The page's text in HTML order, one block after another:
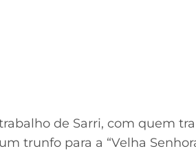
de Sarri, com quem
trunfo para a “Velha